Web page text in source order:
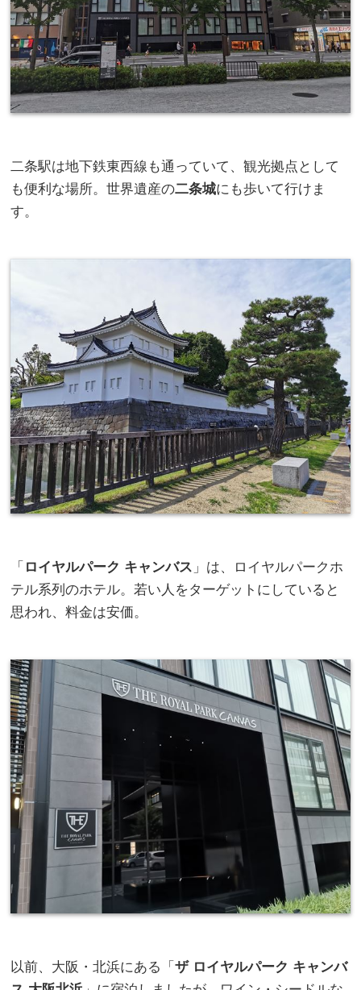
二条駅は地下鉄東西線も通っていて、観光拠点として
も便利な場所。世界遺産の二条城にも歩いて行けま
す。
「 ロイヤルパーク キャンバス 」は、ロイヤルパークホ
テル系列のホテル。若い人をターゲットにしていると
思われ、料金は安価。
以前、大阪・北浜にある「ザ ロイヤルパーク キャンバ